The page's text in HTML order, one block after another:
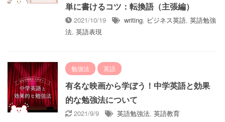
単に書けるコツ：転換語（主張編）
2021/10/19 writing, ビジネス英語, 英語勉強
法, 英語表現
勉強法 英語
有名な映画から学ぼう！中学英語と効果
的な勉強法について
2021/9/9 英語勉強法, 英語教育